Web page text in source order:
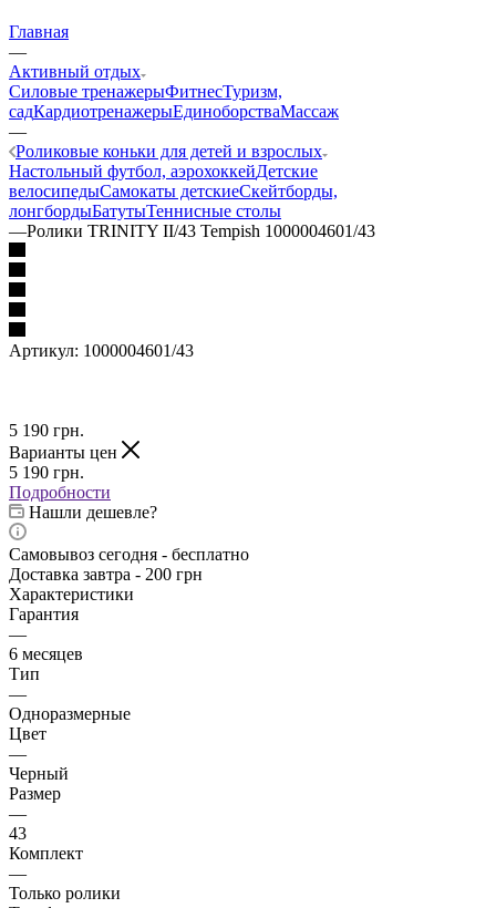
Главная
—
Активный отдых
Силовые тренажерыФитнесТуризм,
садКардиотренажерыЕдиноборстваМассаж
—
Роликовые коньки для детей и взрослых
Настольный футбол, аэрохоккейДетские
велосипедыСамокаты детскиеСкейтборды,
лонгбордыБатутыТеннисные столы
—Ролики TRINITY II/43 Tempish 1000004601/43
Артикул: 1000004601/43
5 190 грн.
Варианты цен
5 190 грн.
Подробности
Нашли дешевле?
Самовывоз сегодня - бесплатно
Доставка завтра - 200 грн
Характеристики
Гарантия
—
6 месяцев
Тип
—
Одноразмерные
Цвет
—
Черный
Размер
—
43
Комплект
—
Только ролики